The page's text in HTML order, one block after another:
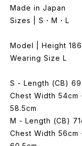
Made in Japan
Sizes | S・M・L
Model | Height
Wearing Size L
S - Length (CB)
Chest Width 54cm
58.5cm
M - Length (CB)
Chest Width 56cm